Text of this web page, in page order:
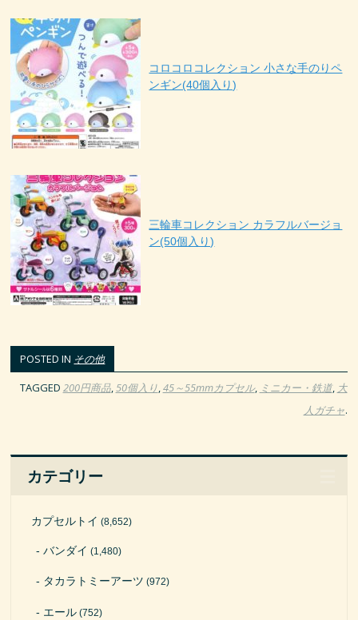
コロコロコレクション 小さな手のりペ
ンギン(40個入り)
三輪車コレクション カラフルバージョ
ン(50個入り)
POSTED IN その他
TAGGED 200円商品,50個入り,45～55mmカプセル, ミニカー・鉄道, 大
人ガチャ.
カテゴリー
カプセルトイ (8,652)
バンダイ (1,480)
タカラトミーアーツ (972)
エール (752)